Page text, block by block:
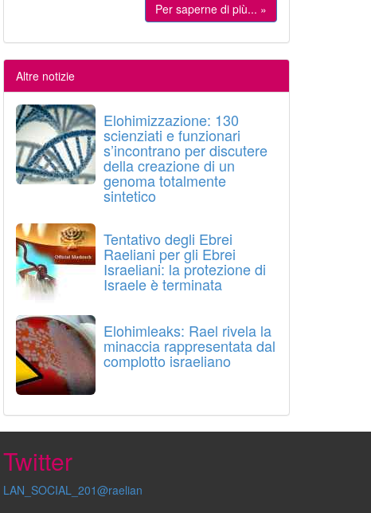
Per saperne di più... »
Altre notizie
Elohimizzazione: 130
scienziati e funzionari
s’incontrano per discutere
della creazione di un
genoma totalmente
sintetico
Tentativo degli Ebrei
Raeliani per gli Ebrei
Israeliani: la protezione di
Israele è terminata
Elohimleaks: Rael rivela la
minaccia rappresentata dal
complotto israeliano
Twitter
LAN_SOCIAL_201@raelian